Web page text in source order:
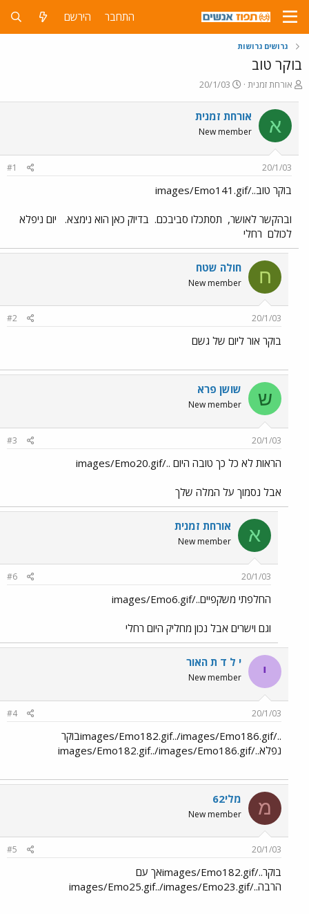
התחבר הירשם
גרושים גרושות
בוקר טוב
פ
ח
ה
ו
ש
אורחת זמנית
פ
ס
ם
ת
י
20/1/03
א אורחת זמנית
New member
20/1/03
#1
בוקר טוב../images/Emo141.gif
ובהקשר לאושר, תסתכלו סביבכם. בדיוק כאן הוא נימצא.
יום ניפלא
לכולם רחלי
ח חולה שטח
New member
20/1/03
#2
בוקר אור ליום של גשם
ש שושן פרא
New member
20/1/03
#3
הראות לא כל כך טובה היום ../images/Emo20.gif
אבל נסמוך על המלה שלך
א אורחת זמנית
New member
20/1/03
#6
החלפתי משקפיים../images/Emo6.gif
וגם וישרים אבל נכון מחליק היום רחלי
י י ל ד ת האור
New member
20/1/03
#4
../images/Emo182.gif../images/Emo186.gifבוקר
נפלא../images/Emo182.gif../images/Emo186.gif
מ מלי62
New member
20/1/03
#5
בוקר../images/Emo182.gifאך עם
הרבה../images/Emo25.gif../images/Emo23.gif